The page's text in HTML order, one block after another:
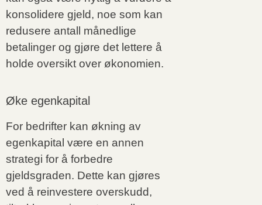
konsolidere gjeld, noe som kan
redusere antall månedlige
betalinger og gjøre det lettere å
holde oversikt over økonomien.
Øke egenkapital
For bedrifter kan økning av
egenkapital være en annen
strategi for å forbedre
gjeldsgraden. Dette kan gjøres
ved å reinvestere overskudd,